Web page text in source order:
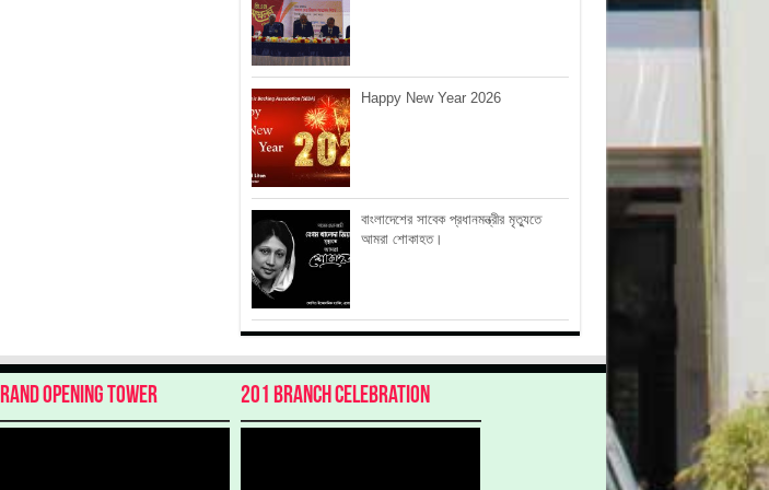
Happy New Year 2026
বাংলাদেশের সাবেক প্রধানমন্ত্রীর মৃত্যুতে
আমরা শোকাহত।
Opening Tower 201 Branch Celebration